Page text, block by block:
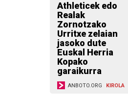
Athleticek edo
Realak
Zornotzako
Urritxe zelaian
jasoko dute
Euskal Herria
Kopako
garaikurra
ANBOTO.ORG KIROLA